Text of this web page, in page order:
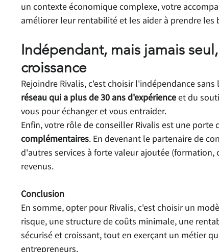
un contexte économique complexe, votre
améliorer leur rentabilité et les aider à prendre les
Indépendant, mais jamais
croissance
Rejoindre Rivalis, c'est choisir l'indépendance
réseau qui a plus de 30 ans d'expérience et du
vous pour échanger et vous entraider.
Enfin, votre rôle de conseiller Rivalis est une porte
complémentaires. En devenant le partenaire de
d'autres services à forte valeur ajoutée (formation,
revenus.
Conclusion
En somme, opter pour Rivalis, c'est choisir un
risque, une structure de coûts minimale, une
sécurisé et croissant, tout en exerçant un métier
entrepreneurs.